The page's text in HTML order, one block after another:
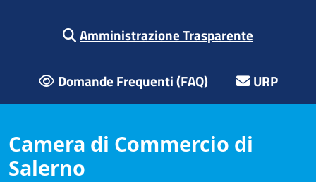
Amministrazione Trasparente
Domande Frequenti (FAQ) URP
Camera di Commercio di
Salerno